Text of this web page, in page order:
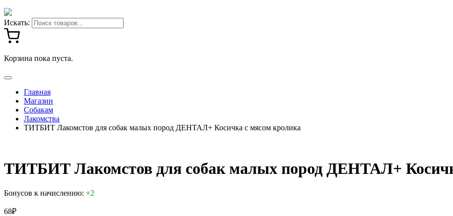
Искать:
Корзина пока пуста.
Главная
Магазин
Собакам
Лакомства
ТИТБИТ Лакомстов для собак малых пород ДЕНТАЛ+ Косичка с мясом кролика
ТИТБИТ Лакомстов для собак малых пород ДЕНТАЛ+
Бонусов к начислению: +2
68₽